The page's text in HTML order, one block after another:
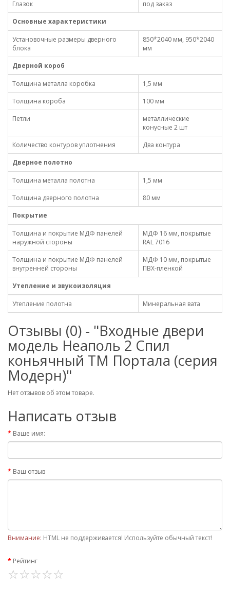
Глазок
под заказ
Основные характеристики
Установочные размеры дверного
блока
850*2040 мм, 950*2040
мм
Дверной короб
Толщина металла коробка
1,5 мм
Толщина короба
100 мм
Петли
металлические
конусные 2 шт
Количество контуров уплотнения
Два контура
Дверное полотно
Толщина металла полотна
1,5 мм
Толщина дверного полотна
80 мм
Покрытие
Толщина и покрытие МДФ панелей
наружной стороны
МДФ 16 мм, покрытые
RAL 7016
Толщина и покрытие МДФ панелей
внутренней стороны
МДФ 10 мм, покрытые
ПВХ-пленкой
Утепление и звукоизоляция
Утепление полотна Минеральная вата
Отзывы (0) - "Входные двери
модель Неаполь 2 Спил
коньячный ТМ Портала (серия
Модерн)"
Нет отзывов об этом товаре.
Написать отзыв
Ваше имя:
Ваш отзыв
Внимание: HTML не поддерживается! Используйте обычный текст!
Рейтинг